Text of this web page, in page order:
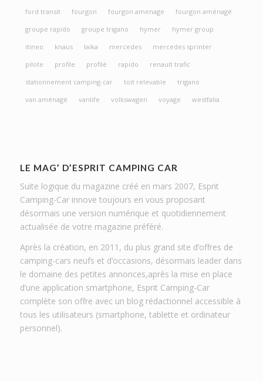
ford transit
fourgon fourgon amenage
fourgon aménagé
groupe rapido
groupe trigano hymer
hymer group
itineo
knaus laika mercedes
mercedes sprinter
pilote
profile profilé rapido
renault trafic
stationnement camping-car
toit relevable
trigano
van aménagé
vanlife volkswagen voyage westfalia
LE MAG’ D’ESPRIT CAMPING CAR
Suite logique du magazine créé en mars 2007, Esprit
Camping-Car innove toujours en vous proposant
désormais une version numérique et quotidiennement
actualisée de votre magazine préféré.
Après la création, en 2011, du plus grand site d’offres de
camping-cars neufs et d’occasions, désormais leader dans
le domaine des petites annonces,après la mise en place
d’une application smartphone, Esprit Camping-Car
complète son offre avec un blog rédactionnel accessible à
tous les utilisateurs (smartphone, tablette et ordinateur
personnel).